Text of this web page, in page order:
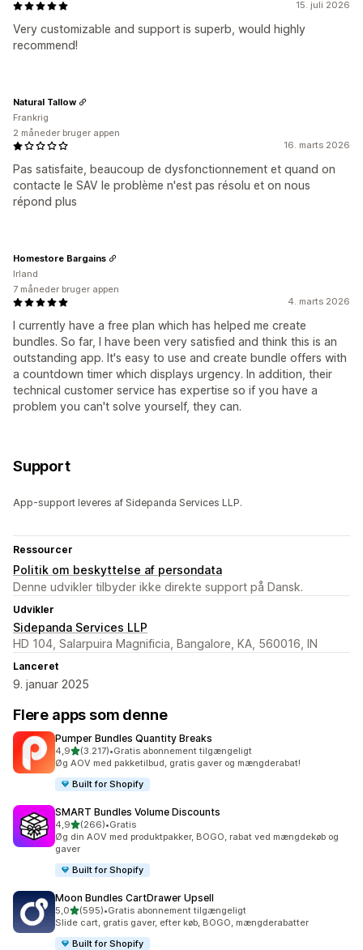
15. juli 2026
Very customizable and support is superb, would highly
recommend!
16. marts 2026
Pas satisfaite, beaucoup de dysfonctionnement et quand on
contacte le SAV le problème n'est pas résolu et on nous
répond plus
Natural Tallow
Frankrig
2 måneder bruger appen
4. marts 2026
I currently have a free plan which has helped me create
bundles. So far, I have been very satisfied and think this is an
outstanding app. It's easy to use and create bundle offers with
a countdown timer which displays urgency. In addition, their
technical customer service has expertise so if you have a
problem you can't solve yourself, they can.
Homestore Bargains
Irland
7 måneder bruger appen
Support
App-support leveres af Sidepanda Services LLP.
Ressourcer
Politik om beskyttelse af persondata
Denne udvikler tilbyder ikke direkte support på Dansk.
Udvikler
Sidepanda Services LLP
HD 104, Salarpuira Magnificia, Bangalore, KA, 560016, IN
Lanceret
9. januar 2025
Flere apps som denne
Pumper Bundles Quantity Breaks
4,9ud af 5 stjerner
(3.217)
3217 anmeldelser i alt
•Gratis abonnement tilgængeligt
Øg AOV med pakketilbud, gratis gaver og mængderabat!
Built for Shopify
SMART Bundles Volume Discounts
4,9ud af 5 stjerner
(266)
266 anmeldelser i alt
•Gratis
Øg din AOV med produktpakker, BOGO, rabat ved mængdekøb og
gaver
Built for Shopify
Moon Bundles CartDrawer Upsell
5,0ud af 5 stjerner
(595)
595 anmeldelser i alt
•Gratis abonnement tilgængeligt
Slide cart, gratis gaver, efter køb, BOGO, mængderabatter
Built for Shopify